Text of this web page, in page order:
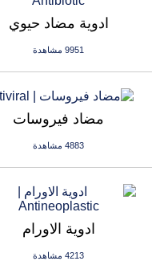
ادوية مضاد حيوي
9951 مشاهدة
مضاد فيروسات
4883 مشاهدة
ادوية الاورام
4213 مشاهدة